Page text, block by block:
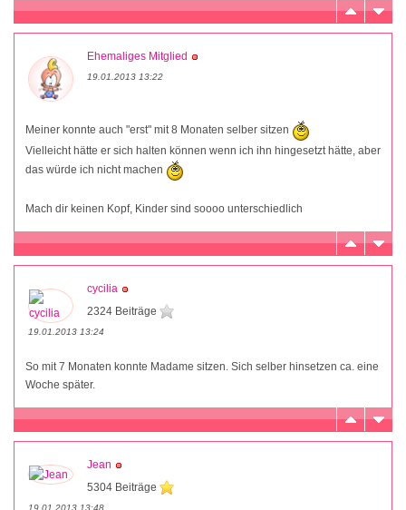
Ehemaliges Mitglied
19.01.2013 13:22
Meiner konnte auch "erst" mit 8 Monaten selber sitzen
Vielleicht hätte er sich halten können wenn ich ihn hingesetzt hätte, aber
das würde ich nicht machen
Mach dir keinen Kopf, Kinder sind soooo unterschiedlich
cycilia
2324 Beiträge
19.01.2013 13:24
So mit 7 Monaten konnte Madame sitzen. Sich selber hinsetzen ca. eine
Woche später.
Jean
5304 Beiträge
19.01.2013 13:48